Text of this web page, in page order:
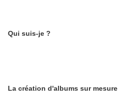
Qui suis-je ?
La création d'albums sur mesure